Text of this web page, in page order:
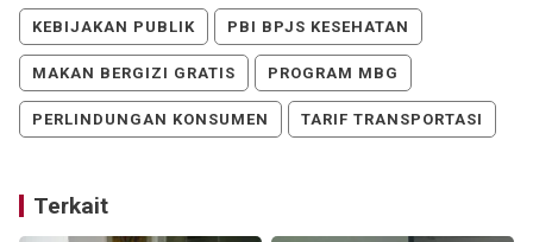
KEBIJAKAN PUBLIK PBI BPJS KESEHATAN
MAKAN BERGIZI GRATIS PROGRAM MBG
PERLINDUNGAN KONSUMEN TARIF TRANSPORTASI
Terkait